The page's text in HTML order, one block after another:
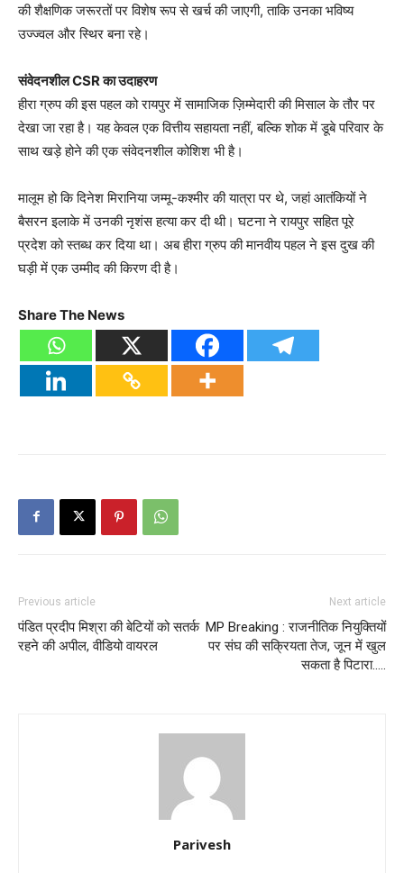
की शैक्षणिक जरूरतों पर विशेष रूप से खर्च की जाएगी, ताकि उनका भविष्य
उज्ज्वल और स्थिर बना रहे।
संवेदनशील CSR का उदाहरण
हीरा ग्रुप की इस पहल को रायपुर में सामाजिक ज़िम्मेदारी की मिसाल के तौर पर
देखा जा रहा है। यह केवल एक वित्तीय सहायता नहीं, बल्कि शोक में डूबे परिवार के
साथ खड़े होने की एक संवेदनशील कोशिश भी है।
मालूम हो कि दिनेश मिरानिया जम्मू-कश्मीर की यात्रा पर थे, जहां आतंकियों ने
बैसरन इलाके में उनकी नृशंस हत्या कर दी थी। घटना ने रायपुर सहित पूरे
प्रदेश को स्तब्ध कर दिया था। अब हीरा ग्रुप की मानवीय पहल ने इस दुख की
घड़ी में एक उम्मीद की किरण दी है।
Share The News
Previous article
पंडित प्रदीप मिश्रा की बेटियों को सतर्क
रहने की अपील, वीडियो वायरल
Next article
MP Breaking : राजनीतिक नियुक्तियों
पर संघ की सक्रियता तेज, जून में खुल
सकता है पिटारा…..
Parivesh